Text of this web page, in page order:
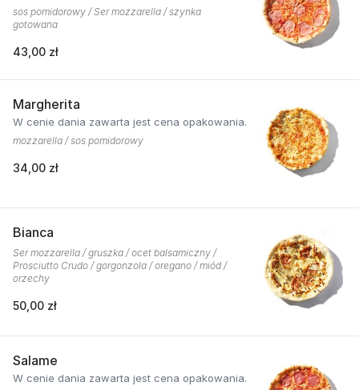
sos pomidorowy / Ser mozzarella / szynka
gotowana
43,00 zł
Margherita
W cenie dania zawarta jest cena opakowania.
mozzarella / sos pomidorowy
34,00 zł
Bianca
Ser mozzarella / gruszka / ocet balsamiczny /
Prosciutto Crudo / gorgonzola / oregano / miód /
orzechy
50,00 zł
Salame
W cenie dania zawarta jest cena opakowania.